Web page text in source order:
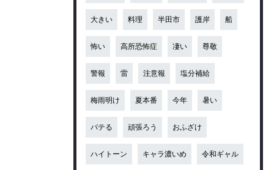
大きい 料理 半田市 護岸 船
怖い 高所恐怖症 凄い 尊敬
警報 雷 注意報 塩分補給
梅雨明け 夏本番 今年 暑い
バテる 頑張ろう おふざけ
ハイトーン キャラ濃いめ 令和ギャル